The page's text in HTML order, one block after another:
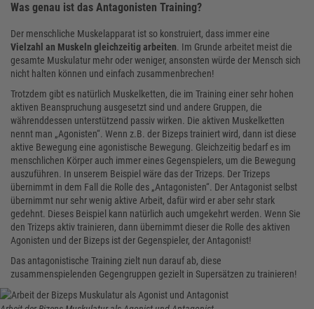
Was genau ist das Antagonisten Training?
Der menschliche Muskelapparat ist so konstruiert, dass immer eine
Vielzahl an Muskeln gleichzeitig arbeiten. Im Grunde arbeitet meist die
gesamte Muskulatur mehr oder weniger, ansonsten würde der Mensch sich
nicht halten können und einfach zusammenbrechen!
Trotzdem gibt es natürlich Muskelketten, die im Training einer sehr hohen
aktiven Beanspruchung ausgesetzt sind und andere Gruppen, die
währenddessen unterstützend passiv wirken. Die aktiven Muskelketten
nennt man „Agonisten“. Wenn z.B. der Bizeps trainiert wird, dann ist diese
aktive Bewegung eine agonistische Bewegung. Gleichzeitig bedarf es im
menschlichen Körper auch immer eines Gegenspielers, um die Bewegung
auszuführen. In unserem Beispiel wäre das der Trizeps. Der Trizeps
übernimmt in dem Fall die Rolle des „Antagonisten“. Der Antagonist selbst
übernimmt nur sehr wenig aktive Arbeit, dafür wird er aber sehr stark
gedehnt. Dieses Beispiel kann natürlich auch umgekehrt werden. Wenn Sie
den Trizeps aktiv trainieren, dann übernimmt dieser die Rolle des aktiven
Agonisten und der Bizeps ist der Gegenspieler, der Antagonist!
Das antagonistische Training zielt nun darauf ab, diese
zusammenspielenden Gegengruppen gezielt in Supersätzen zu trainieren!